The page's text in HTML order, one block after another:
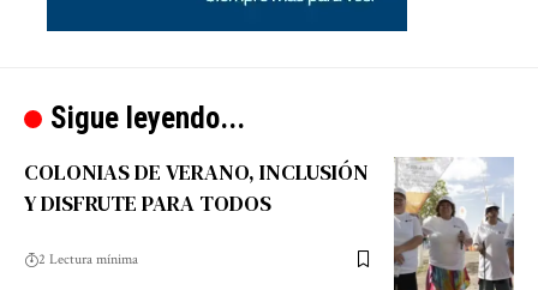
Sigue leyendo...
COLONIAS DE VERANO, INCLUSIÓN
Y DISFRUTE PARA TODOS
2 Lectura mínima